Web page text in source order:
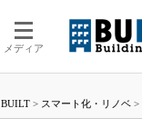
メディア
BUILT > スマート化・リノベ >